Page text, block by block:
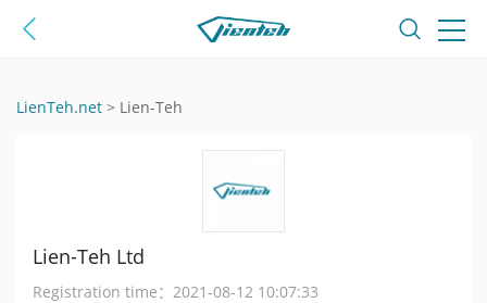
LienTeh.net > Lien-Teh
Lien-Teh Ltd
Registration time： 2021-08-12 10:07:33